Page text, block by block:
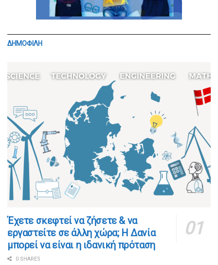
ΔΗΜΟΦΙΛΗ
​​Έχετε σκεφτεί να ζήσετε & να
εργαστείτε σε άλλη χώρα; Η Δανία
μπορεί να είναι η ιδανική πρόταση
0 SHARES